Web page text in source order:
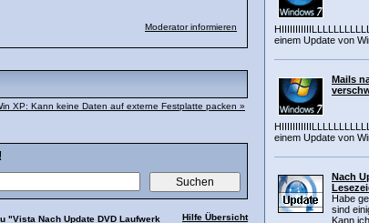
Moderator informieren
XP: Kann keine Daten auf externe Festplatte packen »
Hilfe Übersicht
"Vista Nach Update DVD Laufwerk
einem Update von
Mails
einem Update von
Nach
Habe
sind
Kann